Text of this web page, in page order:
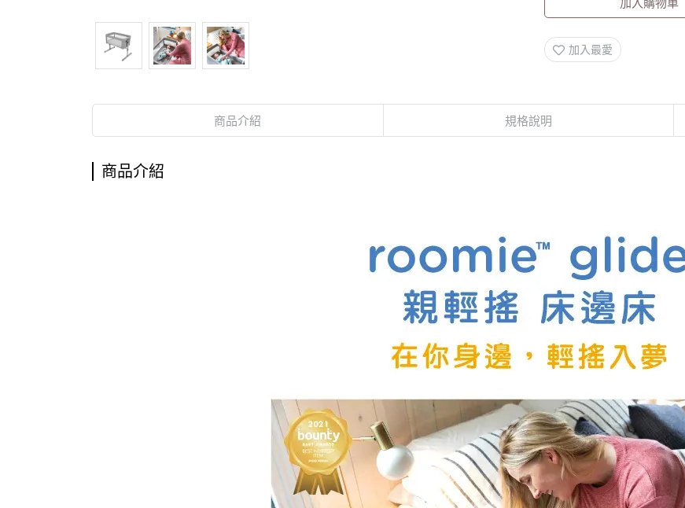
加入最愛
商品介紹 規格說明
商品介紹